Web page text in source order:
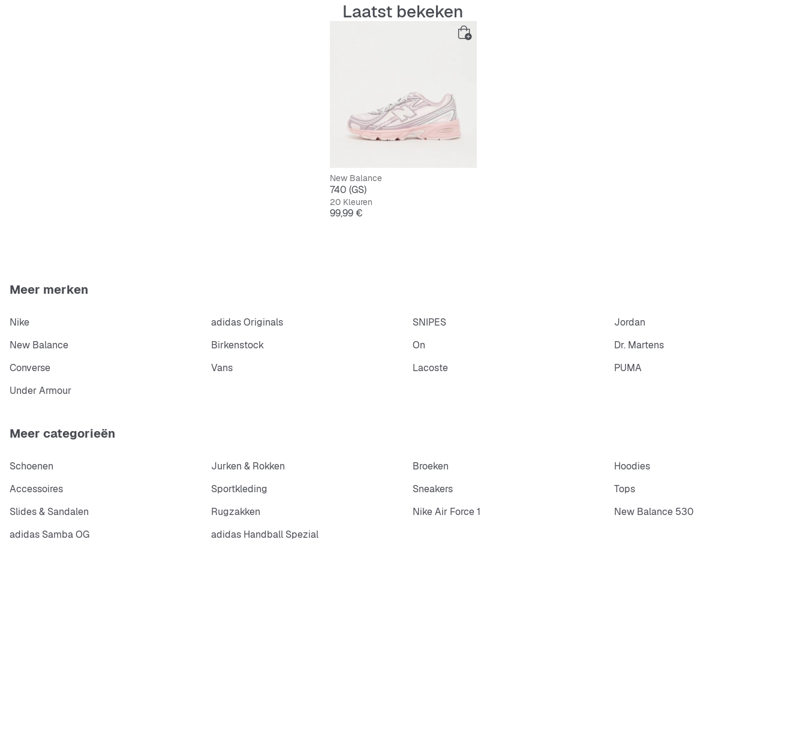
Laatst bekeken
New Balance
740 (GS)
20 Kleuren
Prijs
99,99 €
Meer merken
Nike adidas Originals SNIPES
Jordan
New Balance
Birkenstock On
Dr. Martens
Converse
Vans Lacoste
PUMA
Under Armour
Meer categorieën
Schoenen Jurken & Rokken Broeken
Hoodies
Accessoires
Sportkleding Sneakers
Tops
Slides & Sandalen
Rugzakken Nike Air Force 1
New Balance 530
adidas Samba OG
adidas Handball Spezial